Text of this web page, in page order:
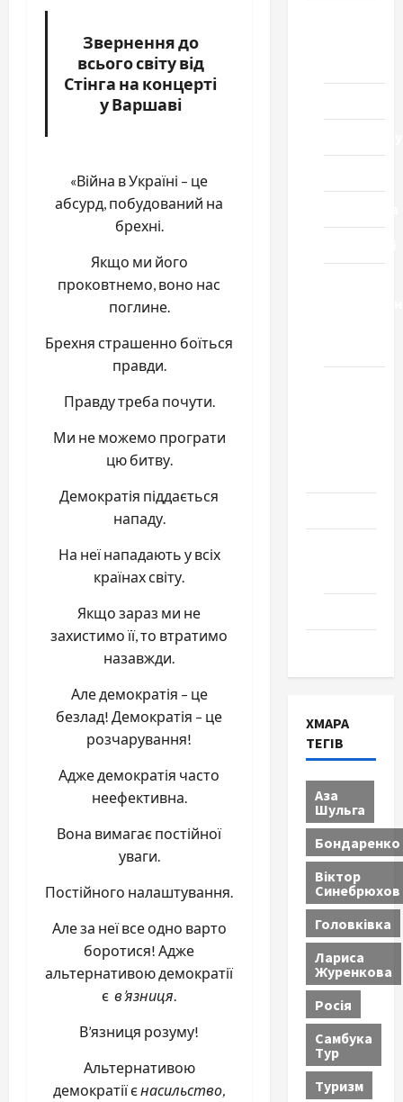
Звернення до
всього світу від
Стінга на концерті
у Варшаві
«Війна в Україні – це
абсурд, побудований на
брехні.
Якщо ми його
проковтнемо, воно нас
поглине.
Брехня страшенно боїться
правди.
Правду треба почути.
Ми не можемо програти
цю битву.
Демократія піддається
нападу.
На неї нападають у всіх
країнах світу.
Якщо зараз ми не
захистимо її, то втратимо
назавжди.
Але демократія – це
безлад! Демократія – це
розчарування!
Адже демократія часто
неефективна.
Вона вимагає постійної
уваги.
Постійного налаштування.
Але за неї все одно варто
боротися! Адже
альтернативою демократії
єв’язниця
В’язниця розуму!
Альтернативою
демократії є насильство,
ХМАРА
ТЕГІВ
Аза
Шульга
Бондаренко
Віктор
Синебрюхов
Головківка
Лариса
Журенкова
Росія
Самбука
Тур
Туризм